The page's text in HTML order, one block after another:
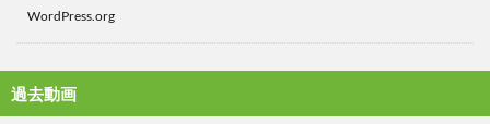
WordPress.org
過去動画